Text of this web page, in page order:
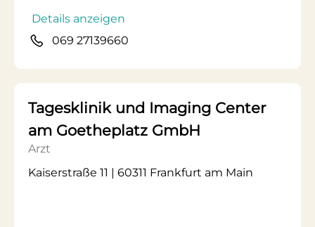
Details anzeigen
069 27139660
Tagesklinik und Imaging Center
am Goetheplatz GmbH
Arzt
Kaiserstraße 11 | 60311 Frankfurt am Main